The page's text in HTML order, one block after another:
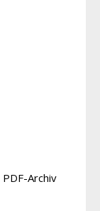
PDF-Archiv